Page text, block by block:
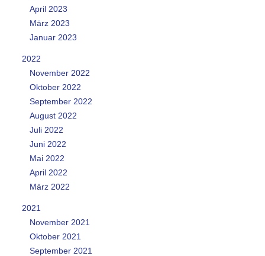
April 2023
März 2023
Januar 2023
2022
November 2022
Oktober 2022
September 2022
August 2022
Juli 2022
Juni 2022
Mai 2022
April 2022
März 2022
2021
November 2021
Oktober 2021
September 2021